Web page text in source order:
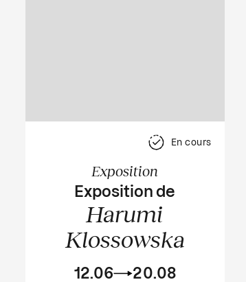
En cours
Exposition
Exposition de
Harumi
Klossowska
12.06 20.08